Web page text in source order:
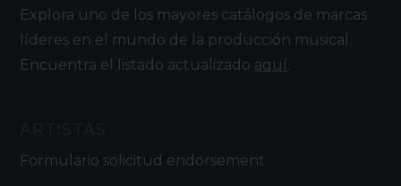
Explora uno de los mayores catálogos de marcas
líderes en el mundo de la producción musical.
Encuentra el listado actualizado aquí.
Formulario solicitud endorsement